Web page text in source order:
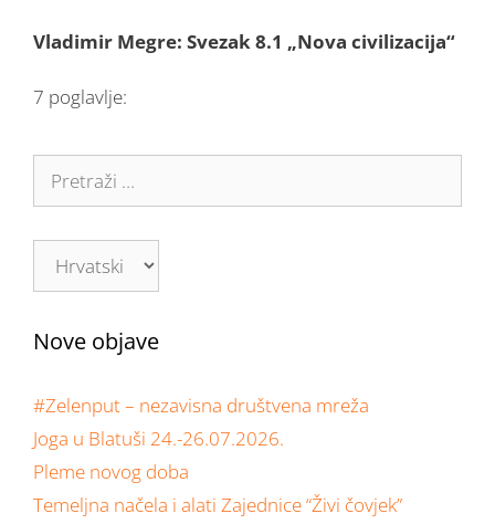
Vladimir Megre: Svezak 8.1 „Nova civilizacija“
7 poglavlje:
Nove objave
#Zelenput – nezavisna društvena mreža
Joga u Blatuši 24.-26.07.2026.
Pleme novog doba
Temeljna načela i alati Zajednice “Živi čovjek”